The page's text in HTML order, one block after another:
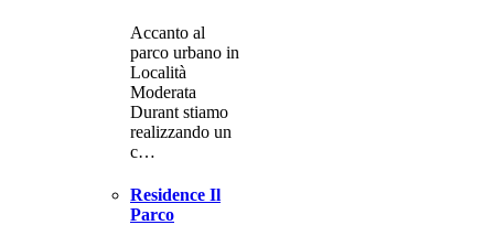
Accanto al
parco urbano in
Località
Moderata
Durant stiamo
realizzando un
c…
Residence Il
Parco